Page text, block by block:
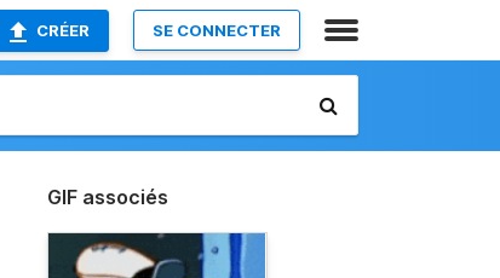
CRÉER SE CONNECTER
GIF associés